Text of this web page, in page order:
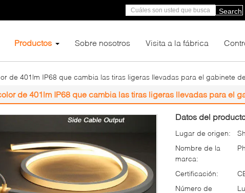
Search
Productos Sobre nosotros Visita a la fábrica
de 401lm IP68 que cambia las tiras ligeras llevadas para el gabinete
de 401lm IP68 que cambia las tiras ligeras llevadas para el
Datos del
Lugar de origen:
Nombre de la
marca:
Certificación:
Número de